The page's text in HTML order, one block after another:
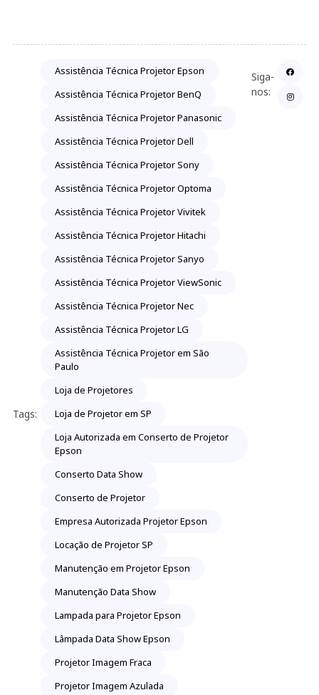
Tags:
Assistência Técnica Projetor Epson
Assistência Técnica Projetor BenQ
Assistência Técnica Projetor Panasonic
Assistência Técnica Projetor Dell
Assistência Técnica Projetor Sony
Assistência Técnica Projetor Optoma
Assistência Técnica Projetor Vivitek
Assistência Técnica Projetor Hitachi
Assistência Técnica Projetor Sanyo
Assistência Técnica Projetor ViewSonic
Assistência Técnica Projetor Nec
Assistência Técnica Projetor LG
Assistência Técnica Projetor em São
Paulo
Loja de Projetores
Loja de Projetor em SP
Loja Autorizada em Conserto de Projetor
Epson
Conserto Data Show
Conserto de Projetor
Empresa Autorizada Projetor Epson
Locação de Projetor SP
Manutenção em Projetor Epson
Manutenção Data Show
Lampada para Projetor Epson
Lâmpada Data Show Epson
Projetor Imagem Fraca
Projetor Imagem Azulada
Siga-
nos: